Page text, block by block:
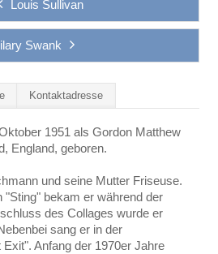
Louis Sullivan
Swank
Kontaktadresse
1951 als Gordon Matthew
England, geboren.
und seine Mutter Friseuse.
"Sting" bekam er während der
des Collages wurde er
sang er in der
Anfang der 1970er Jahre